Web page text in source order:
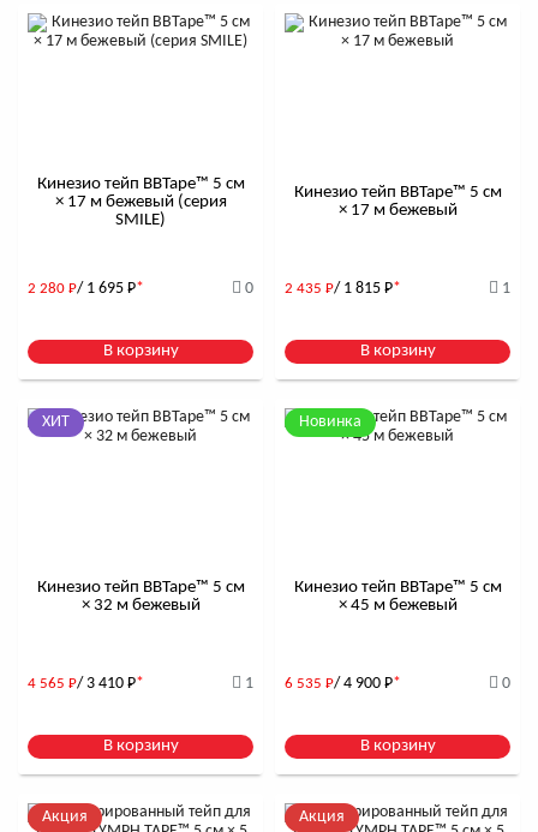
Кинезио тейп BBTape™ 5 см
× 17 м бежевый (серия
SMILE)
2 280 Р/ 1 695 Р* 0
В корзину
Кинезио тейп BBTape™ 5 см
× 17 м бежевый
2 435 Р/ 1 815 Р* 1
В корзину
ХИТ
Кинезио тейп BBTape™ 5 см
× 32 м бежевый
4 565 Р/ 3 410 Р* 1
В корзину
Новинка
Кинезио тейп BBTape™ 5 см
× 45 м бежевый
6 535 Р/ 4 900 Р* 0
В корзину
Акция Акция